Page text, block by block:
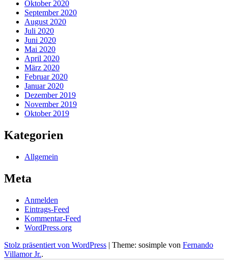
Oktober 2020
September 2020
August 2020
Juli 2020
Juni 2020
Mai 2020
April 2020
März 2020
Februar 2020
Januar 2020
Dezember 2019
November 2019
Oktober 2019
Kategorien
Allgemein
Meta
Anmelden
Eintrags-Feed
Kommentar-Feed
WordPress.org
Stolz präsentiert von WordPress | Theme: sosimple von Fernando
Villamor Jr..